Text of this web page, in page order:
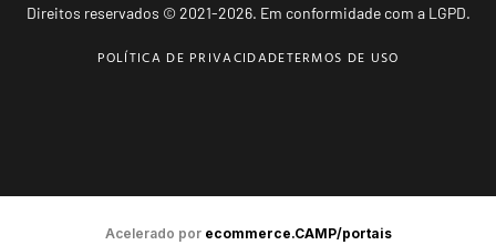
Direitos reservados © 2021-2026. Em conformidade com a LGPD.
POLÍTICA DE PRIVACIDADETERMOS DE USO
Acelerado por ecommerce.CAMP/portais